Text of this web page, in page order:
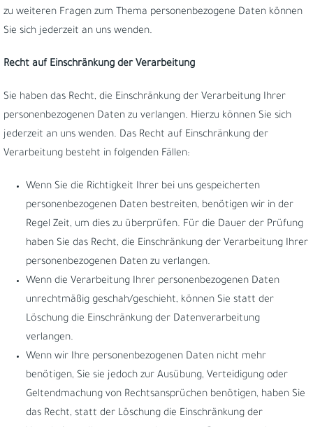
zu weiteren Fragen zum Thema personenbezogene Daten können
Sie sich jederzeit an uns wenden.
Recht auf Einschränkung der Verarbeitung
Sie haben das Recht, die Einschränkung der Verarbeitung Ihrer
personenbezogenen Daten zu verlangen. Hierzu können Sie sich
jederzeit an uns wenden. Das Recht auf Einschränkung der
Verarbeitung besteht in folgenden Fällen:
Wenn Sie die Richtigkeit Ihrer bei uns gespeicherten
personenbezogenen Daten bestreiten, benötigen wir in der
Regel Zeit, um dies zu überprüfen. Für die Dauer der Prüfung
haben Sie das Recht, die Einschränkung der Verarbeitung Ihrer
personenbezogenen Daten zu verlangen.
Wenn die Verarbeitung Ihrer personenbezogenen Daten
unrechtmäßig geschah/geschieht, können Sie statt der
Löschung die Einschränkung der Datenverarbeitung
verlangen.
Wenn wir Ihre personenbezogenen Daten nicht mehr
benötigen, Sie sie jedoch zur Ausübung, Verteidigung oder
Geltendmachung von Rechtsansprüchen benötigen, haben Sie
das Recht, statt der Löschung die Einschränkung der